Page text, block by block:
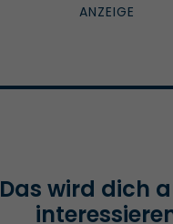
Das wird dich